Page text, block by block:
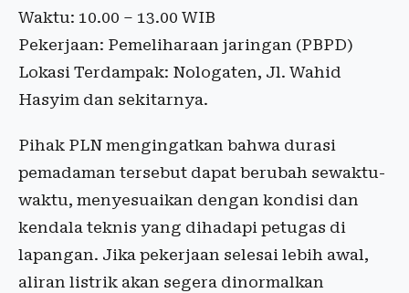
Waktu: 10.00 – 13.00 WIB
Pekerjaan: Pemeliharaan jaringan (PBPD)
Lokasi Terdampak: Nologaten, Jl. Wahid
Hasyim dan sekitarnya.
Pihak PLN mengingatkan bahwa durasi
pemadaman tersebut dapat berubah sewaktu-
waktu, menyesuaikan dengan kondisi dan
kendala teknis yang dihadapi petugas di
lapangan. Jika pekerjaan selesai lebih awal,
aliran listrik akan segera dinormalkan